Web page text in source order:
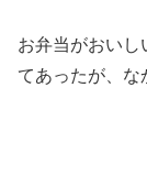
お弁当がおいし
てあったが、な